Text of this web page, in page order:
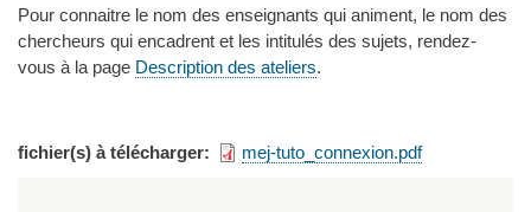
Pour connaitre le nom des enseignants qui animent, le nom des
chercheurs qui encadrent et les intitulés des sujets, rendez-
vous à la page Description des ateliers.
fichier(s) à télécharger mej-tuto_connexion.pdf